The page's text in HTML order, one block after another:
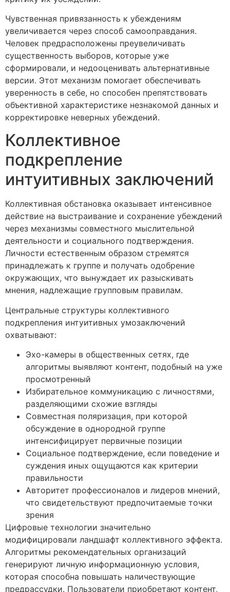
Чувственная привязанность к убеждениям
увеличивается через способ самооправдания.
Человек предрасположены преувеличивать
существенность выборов, которые уже
сформировали, и недооценивать альтернативные
версии. Этот механизм помогает обеспечивать
уверенность в себе, но способен препятствовать
объективной характеристике незнакомой данных и
корректировке неверных убеждений.
Коллективное
подкрепление
интуитивных заключений
Коллективная обстановка оказывает интенсивное
действие на выстраивание и сохранение убеждений
через механизмы совместного мыслительной
деятельности и социального подтверждения.
Личности естественным образом стремятся
принадлежать к группе и получать одобрение
окружающих, что вынуждает их разыскивать
мнения, надлежащие групповым правилам.
Центральные структуры коллективного
подкрепления интуитивных умозаключений
охватывают:
Эхо-камеры в общественных сетях, где
алгоритмы выявляют контент, подобный на уже
просмотренный
Избирательное коммуникацию с личностями,
разделяющими схожие взгляды
Совместная поляризация, при которой
обсуждение в однородной группе
интенсифицирует первичные позиции
Социальное подтверждение, если поведение и
суждения иных ощущаются как критерии
правильности
Авторитет профессионалов и лидеров мнений,
что свидетельствуют предпочитаемые точки
зрения
Цифровые технологии значительно
модифицировали ландшафт коллективного эффекта.
Алгоритмы рекомендательных организаций
генерируют личную информационную условия,
которая способна повышать наличествующие
предрассудки. Пользователи приобретают контент,